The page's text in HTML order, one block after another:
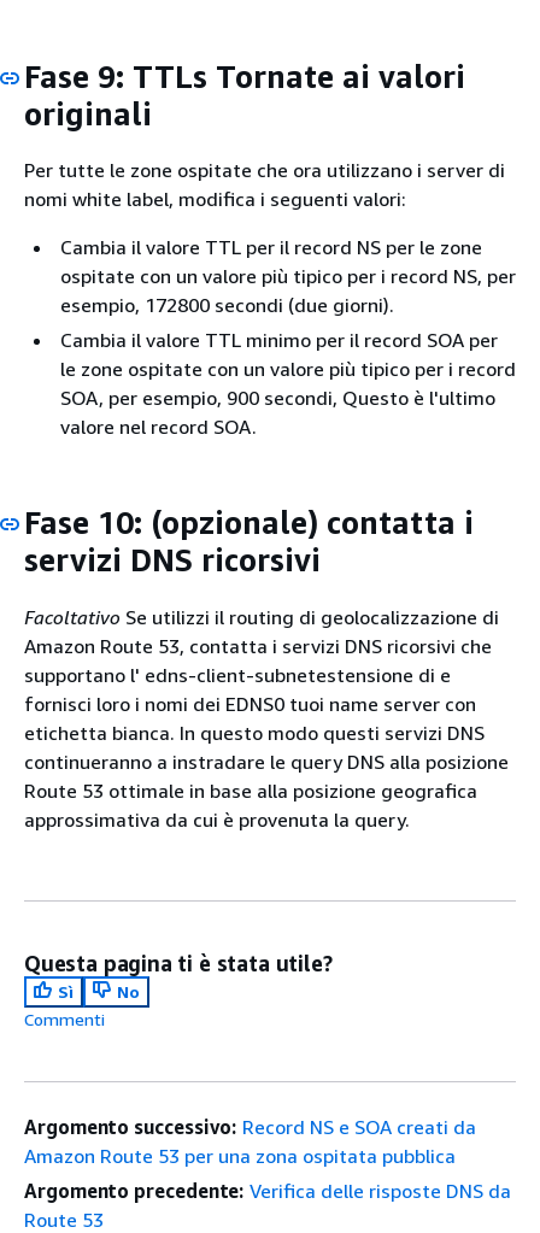
Fase 9: TTLs Tornate ai valori
originali
Per tutte le zone ospitate che ora utilizzano i server di
nomi white label, modifica i seguenti valori:
Cambia il valore TTL per il record NS per le zone
ospitate con un valore più tipico per i record NS, per
esempio, 172800 secondi (due giorni).
Cambia il valore TTL minimo per il record SOA per
le zone ospitate con un valore più tipico per i record
SOA, per esempio, 900 secondi, Questo è l'ultimo
valore nel record SOA.
Fase 10: (opzionale) contatta i
servizi DNS ricorsivi
Facoltativo Se utilizzi il routing di geolocalizzazione di
Amazon Route 53, contatta i servizi DNS ricorsivi che
supportano l' edns-client-subnetestensione di e
fornisci loro i nomi dei EDNS0 tuoi name server con
etichetta bianca. In questo modo questi servizi DNS
continueranno a instradare le query DNS alla posizione
Route 53 ottimale in base alla posizione geografica
approssimativa da cui è provenuta la query.
Questa pagina ti è stata utile?
Sì
No
Commenti
Argomento successivo: Record NS e SOA creati da
Amazon Route 53 per una zona ospitata pubblica
Argomento precedente: Verifica delle risposte DNS da
Route 53